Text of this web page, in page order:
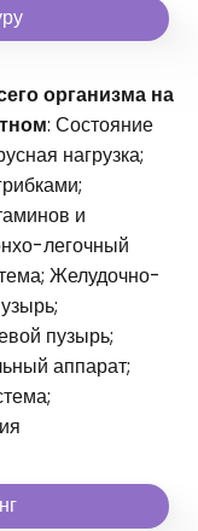
организма на
: Состояние
нагрузка;
и
легочный
Желудочно-
пузырь;
аппарат;